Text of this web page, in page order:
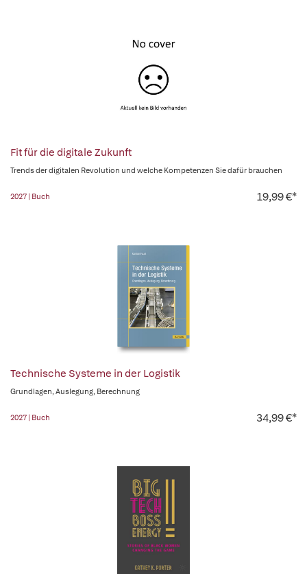
Fit für die digitale Zukunft
Trends der digitalen Revolution und welche Kompetenzen Sie dafür brauchen
2027 | Buch 19,99 €*
Technische Systeme in der Logistik
Grundlagen, Auslegung, Berechnung
2027 | Buch 34,99 €*